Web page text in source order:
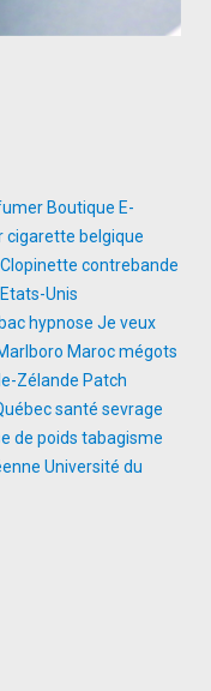
Boutique E-
cigarette belgique
Clopinette contrebande
Etats-Unis
hypnose Je veux
Marocmégots
Zélande Patch
santé sevrage
de poids tabagisme
Université du